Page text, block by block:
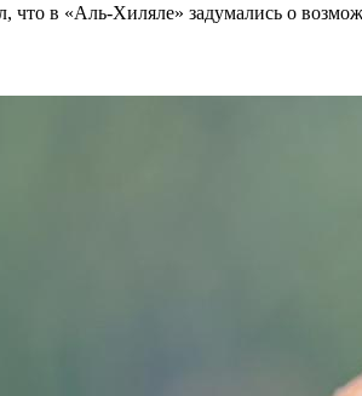
что в «Аль-Хиляле» задумались о